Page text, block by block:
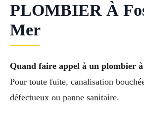
PLOMBIER À
Mer
Quand faire appel à un plombier
Pour toute fuite, canalisation
défectueux ou panne sanitaire.